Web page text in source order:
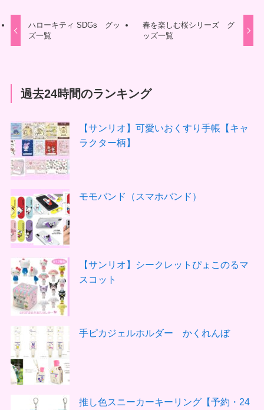
ハローキティ SDGs グッ
ズ一覧
春を楽しむ桜シリーズ グ
ッズ一覧
過去24時間のランキング
【サンリオ】可愛いおくすり手帳【キャ
ラクター柄】
モモバンド（スマホバンド）
【サンリオ】シークレットぴょこのるマ
スコット
手ピカジェルホルダー かくれんぼ
推し色スニーカーキーリング【予約・24